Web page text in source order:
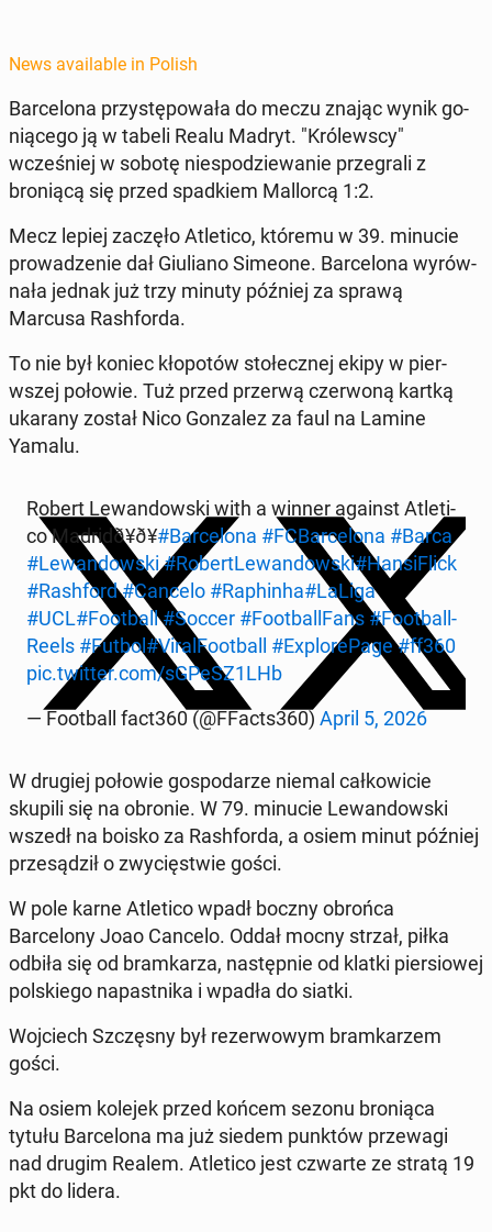
News available in Polish
Barcelona przys­tępowała do meczu znając wynik go­
niącego ją w tabeli Realu Madryt. "Królews­cy"
wcześniej w sobotę niespodziewanie prze­grali z
broniącą się przed spad­kiem Mal­lor­cą 1:2.
Mecz lepiej zaczęło Atleti­co, któremu w 39. minucie
prowadze­nie dał Giu­liano Simeone. Barcelona wyrów­
nała jednak już trzy minuty później za sprawą
Marcusa Rash­for­da.
To nie był koniec kłopotów stołecznej ekipy w pier­
wszej połowie. Tuż przed przerwą cz­er­woną kartką
ukarany został Nico Gon­za­lez za faul na Lamine
Yamalu.
Robert Lewandows­ki with a winner against Atleti­
co Madridð¥ð¥#Barcelona #FCBarcelona #Barca
#Lewandows­ki #RobertLe­wandows­ki#Han­si­Flick
#Rash­ford#Cancelo #Raphin­ha#LaLiga
#UCL#Foot­ball#Soccer #Foot­ball­Fans #Foot­ball­
Reels #Futbol #Vi­ral­Foot­ball #Ex­plorePage#ff360
pic.twitter.com/sGPeSZ1LHb
— Foot­ball fact360 (@FFacts360) April 5, 2026
W drugiej połowie gospo­darze niemal całkowicie
skupili się na obronie. W 79. minucie Lewandows­ki
wszedł na boisko za Rash­for­da, a osiem minut później
przesądz­ił o zwycięst­wie gości.
W pole karne Atleti­co wpadł boczny obrońca
Barcelony Joao Cancelo. Oddał mocny strzał, piłka
odbiła się od bramkarza, następ­nie od klatki pier­siowej
pol­skiego na­past­ni­ka i wpadła do siatki.
Wo­j­ciech Szczęs­ny był rez­er­wowym bramkarzem
gości.
Na osiem kolejek przed końcem sezonu bronią­ca
tytułu Barcelona ma już siedem punktów przewa­gi
nad drugim Realem. Atleti­co jest czwarte ze stratą 19
pkt do lidera.